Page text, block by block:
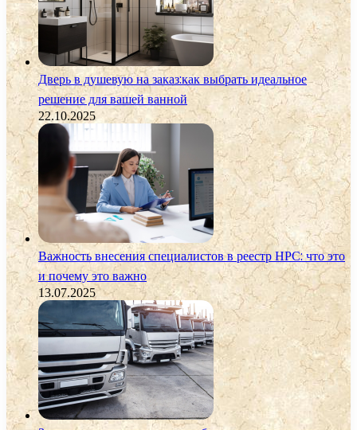
Дверь в душевую на заказ:как выбрать идеальное
решение для вашей ванной
22.10.2025
Важность внесения специалистов в реестр НРС: что это
и почему это важно
13.07.2025